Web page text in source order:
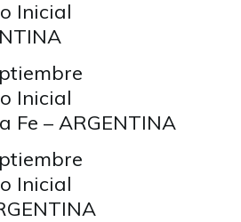
Inicial
Inicial
Fe – ARGENTINA
Inicial